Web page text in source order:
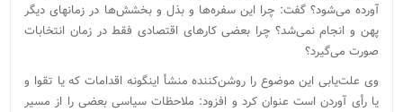
آورده می‌شود؟ گفت: چرا این سفره‌ها و بذل و بخشش‌ها در زمانهای دیگر
پهن و انجام نمی‌شد؟ چرا بعضی کارهای اقتصادی فقط در زمان انتخابات
صورت می‌گیرد؟
وی علت‌یابی این موضوع را روشن‌کننده منشأ اینگونه اقدامات که یا تقوا و
یا رأی‌ آوردن است عنوان کرد و افزود: ملاحظات سیاسی بعضی را از مسیر